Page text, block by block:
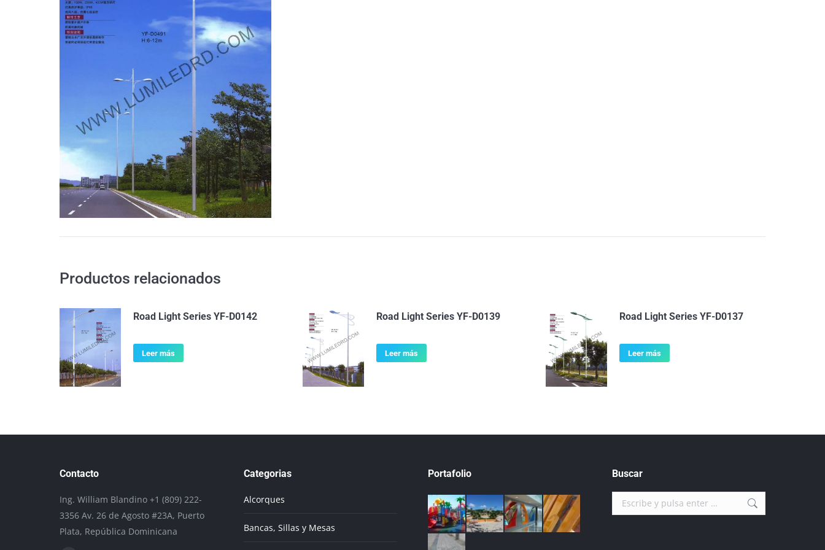
Productos relacionados
Road Light Series YF-D0142
Leer más
Road Light Series YF-D0139
Leer más
Road Light Series YF-D0137
Leer más
Contacto
Ing. William Blandino +1 (809) 222-
3356 Av. 26 de Agosto #23A, Puerto
Plata, República Dominicana
Categorias
Alcorques
Bancas, Sillas y Mesas
Portafolio Buscar
Buscar: